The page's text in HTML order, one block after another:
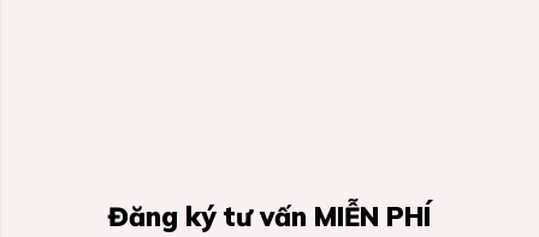
Đăng ký tư vấn MIỄN PHÍ